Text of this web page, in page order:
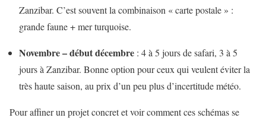
Zanzibar. C’est souvent la combinaison « carte postale » :
grande faune + mer turquoise.
Novembre – début décembre : 4 à 5 jours de safari, 3 à 5
jours à Zanzibar. Bonne option pour ceux qui veulent éviter la
très haute saison, au prix d’un peu plus d’incertitude météo.
Pour affiner un projet concret et voir comment ces schémas se